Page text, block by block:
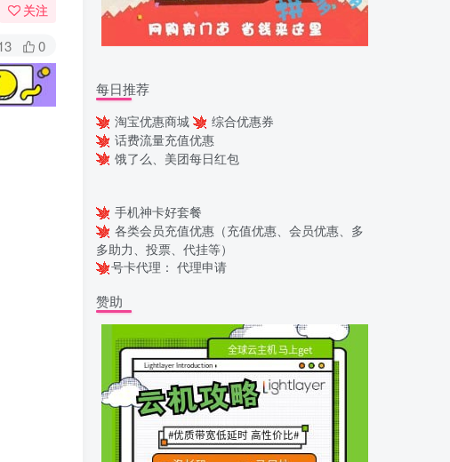
关注
0
每日推荐
淘宝优惠商城
综合优惠券
话费流量充值优惠
饿了么、美团每日红包
手机神卡好套餐
各类会员充值优惠（充值优惠、会员优惠、多
多助力、投票、代挂等）
号卡代理： 代理申请
赞助